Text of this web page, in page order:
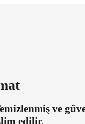
ve
edilir.